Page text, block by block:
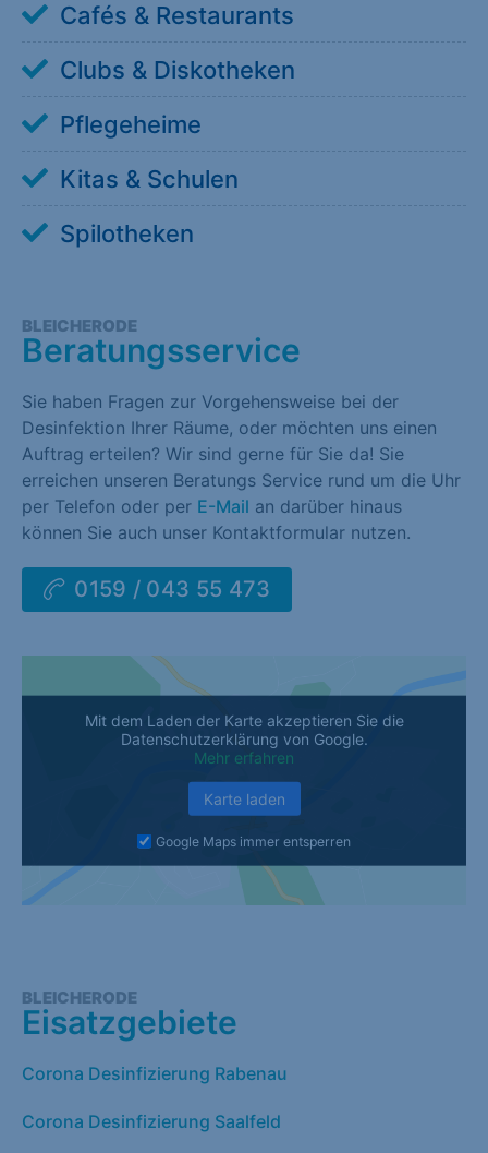
Cafés & Restaurants
Clubs & Diskotheken
Pflegeheime
Kitas & Schulen
Spilotheken
BLEICHERODE
Beratungsservice
Sie haben Fragen zur Vorgehensweise bei der
Desinfektion Ihrer Räume, oder möchten uns einen
Auftrag erteilen? Wir sind gerne für Sie da! Sie
erreichen unseren Beratungs Service rund um die Uhr
per Telefon oder per E-Mail an darüber hinaus
können Sie auch unser Kontaktformular nutzen.
0159 / 043 55 473
Mit dem Laden der Karte akzeptieren Sie die
Datenschutzerklärung von Google.
Mehr erfahren
Karte laden
Google Maps immer entsperren
BLEICHERODE
Eisatzgebiete
Corona Desinfizierung Rabenau
Corona Desinfizierung Saalfeld